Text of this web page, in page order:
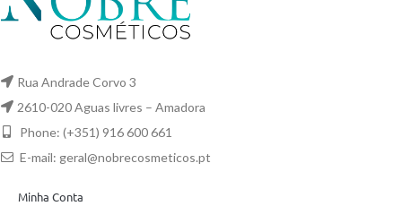
Rua Andrade Corvo 3
2610-020 Aguas livres – Amadora
Phone: (+351) 916 600 661
E-mail: geral@nobrecosmeticos.pt
Minha Conta